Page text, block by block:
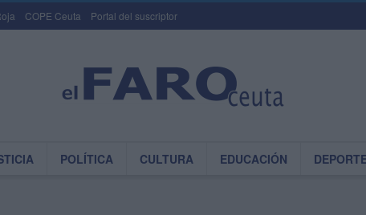
COPE Ceuta Portal del suscriptor
POLÍTICA CULTURA EDUCACIÓN